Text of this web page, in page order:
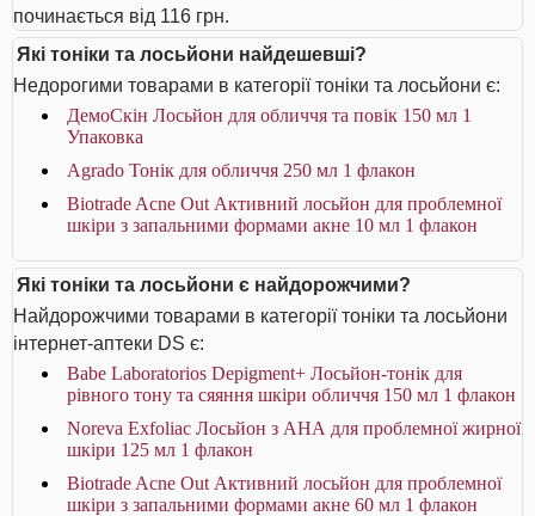
починається від 116 грн.
Які тоніки та лосьйони найдешевші?
Недорогими товарами в категорії тоніки та лосьйони є:
ДемоСкін Лосьйон для обличчя та повік 150 мл 1
Упаковка
Agrado Тонік для обличчя 250 мл 1 флакон
Biotrade Acne Out Активний лосьйон для проблемної
шкіри з запальними формами акне 10 мл 1 флакон
Які тоніки та лосьйони є найдорожчими?
Найдорожчими товарами в категорії тоніки та лосьйони
інтернет-аптеки DS є:
Babe Laboratorios Depigment+ Лосьйон-тонік для
рівного тону та сяяння шкіри обличчя 150 мл 1 флакон
Noreva Exfoliac Лосьйон з АНА для проблемної жирної
шкіри 125 мл 1 флакон
Biotrade Acne Out Активний лосьйон для проблемної
шкіри з запальними формами акне 60 мл 1 флакон